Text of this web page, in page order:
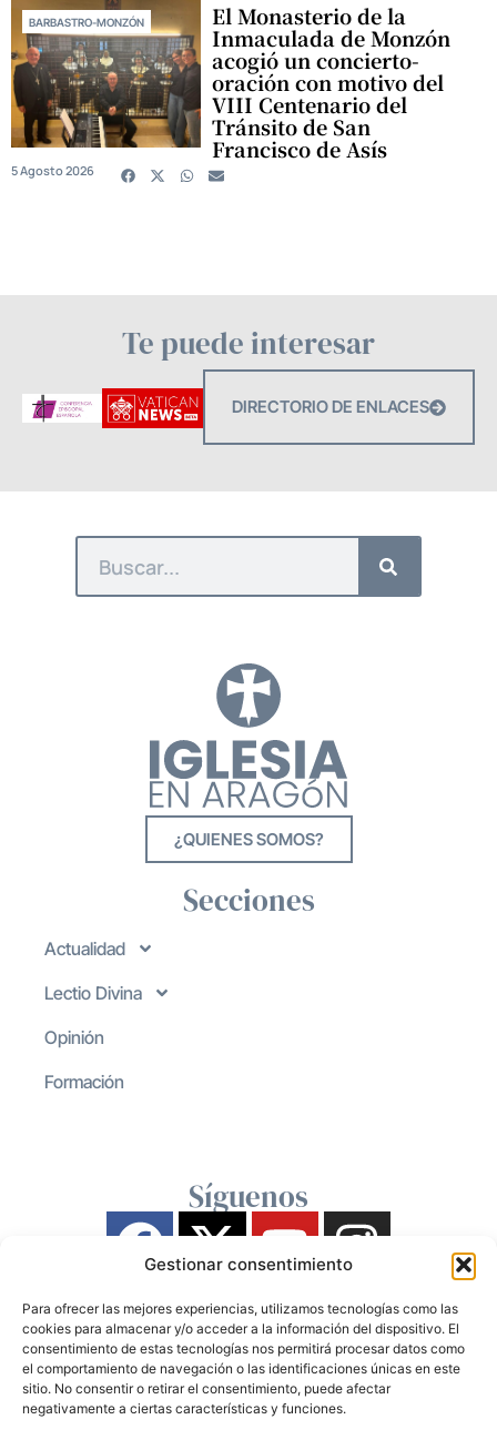
Gestionar consentimiento
Para ofrecer las mejores experiencias, utilizamos tecnologías como las
cookies para almacenar y/o acceder a la información del dispositivo. El
consentimiento de estas tecnologías nos permitirá procesar datos como
el comportamiento de navegación o las identificaciones únicas en este
sitio. No consentir o retirar el consentimiento, puede afectar
negativamente a ciertas características y funciones.
BARBASTRO-MONZÓN El Monasterio de la
Inmaculada de Monzón
acogió un concierto-
oración con motivo del
VIII Centenario del
Tránsito de San
Francisco de Asís
5 Agosto 2026
Te puede interesar
DIRECTORIO DE ENLACES
¿QUIENES SOMOS?
Secciones
Actualidad
Lectio Divina
Opinión
Formación
Síguenos